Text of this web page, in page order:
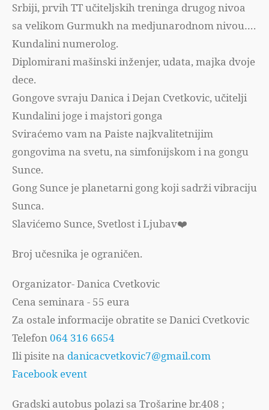
Srbiji, prvih TT učiteljskih treninga drugog nivoa
sa velikom Gurmukh na medjunarodnom nivou….
Kundalini numerolog.
Diplomirani mašinski inženjer, udata, majka dvoje
dece.
Gongove svraju Danica i Dejan Cvetkovic, učitelji
Kundalini joge i majstori gonga
Sviraćemo vam na Paiste najkvalitetnijim
gongovima na svetu, na simfonijskom i na gongu
Sunce.
Gong Sunce je planetarni gong koji sadrži vibraciju
Sunca.
Slavićemo Sunce, Svetlost i Ljubav❤️
Broj učesnika je ograničen.
Organizator- Danica Cvetkovic
Cena seminara - 55 eura
Za ostale informacije obratite se Danici Cvetkovic
Telefon064 316 6654
Ili pisite na danicacvetkovic7@gmail.com
Facebook event
Gradski autobus polazi sa Trošarine br.408 ;